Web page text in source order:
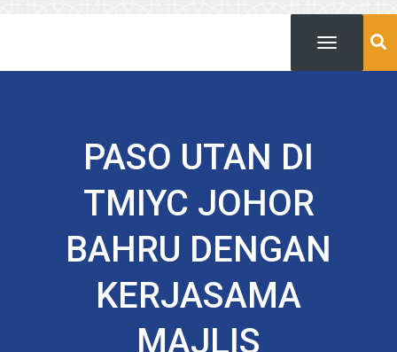
PASO UTAN DI
TMIYC JOHOR
BAHRU DENGAN
KERJASAMA
MAJLIS